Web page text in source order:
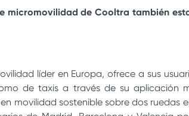
micromovilidad de Cooltra también
líder en Europa, ofrece a sus
de taxis a través de su aplicación
movilidad sostenible sobre dos ruedas